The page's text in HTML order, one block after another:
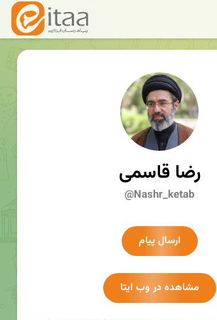
رضا قاسمی
@Nashr_ketab
ارسال پیام
مشاهده در وب ایتا